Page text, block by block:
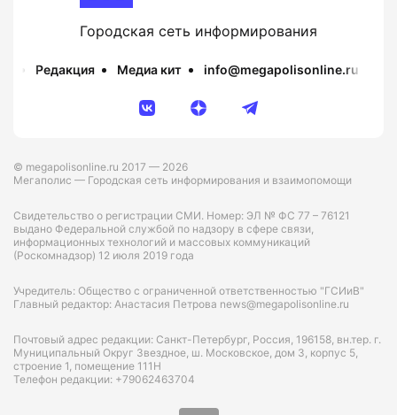
Городская сеть информирования
Редакция Медиа кит info@megapolisonline.ru
© megapolisonline.ru 2017 — 2026
Мегаполис — Городская сеть информирования и взаимопомощи
Свидетельство о регистрации СМИ. Номер: ЭЛ № ФС 77 – 76121
выдано Федеральной службой по надзору в сфере связи,
информационных технологий и массовых коммуникаций
(Роскомнадзор) 12 июля 2019 года
Учредитель: Общество с ограниченной ответственностью "ГСИиВ"
Главный редактор: Анастасия Петрова news@megapolisonline.ru
Почтовый адрес редакции: Санкт-Петербург, Россия, 196158, вн.тер. г.
Муниципальный Округ Звездное, ш. Московское, дом 3, корпус 5,
строение 1, помещение 111Н
Телефон редакции: +79062463704